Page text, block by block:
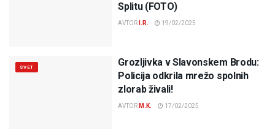
Splitu (FOTO)
AVTOR I.R. 19/02/2025
SVET
Grozljivka v Slavonskem Brodu:
Policija odkrila mrežo spolnih
zlorab živali!
AVTOR M.K. 17/02/2025